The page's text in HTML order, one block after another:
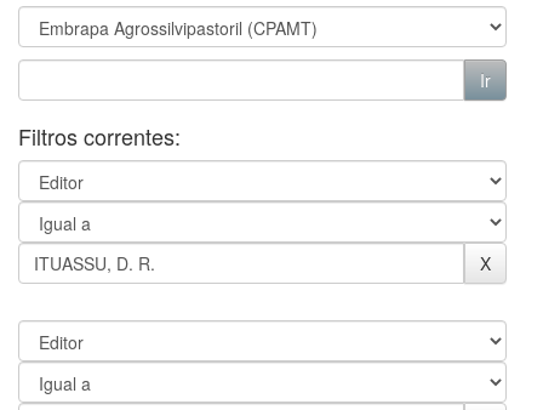
Filtros correntes: